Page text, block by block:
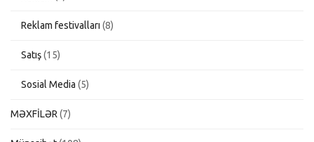
Reklam festivalları (8)
Satış(15)
Sosial Media (5)
MƏXFİLƏR (7)